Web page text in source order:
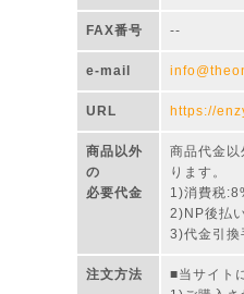
FAX番号 --
e-mail
URL https://
商品以外
の
必要代金
商品代金
ります。
1)消費税
2)NP後払
3)代金引換
注文方法
■当サイト